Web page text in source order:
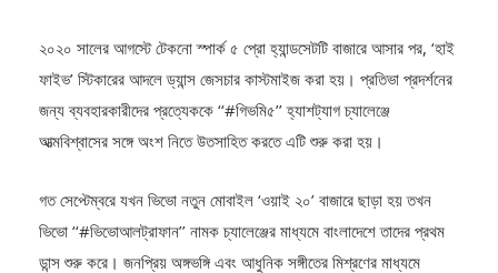
২০২০ সালের আগস্টে টেকনো স্পার্ক ৫ প্রো হ্যান্ডসেটটি বাজারে আসার পর, ‘হাই
ফাইভ’ স্টিকারের আদলে ড্যান্স জেসচার কাস্টমাইজ করা হয়। প্রতিভা প্রদর্শনের
জন্য ব্যবহারকারীদের প্রত্যেককে ‘‘#গিভমি৫’’ হ্যাশট্যাগ চ্যালেঞ্জে
গত সেপ্টেম্বরে যখন ভিভো নতুন মোবাইল ‘ওয়াই ২০’ বাজারে ছাড়া হয় তখন
ভিভো ‘‘#ভিভোআলট্রাফান’’ নামক চ্যালেঞ্জের মাধ্যমে বাংলাদেশে তাদের প্রথম